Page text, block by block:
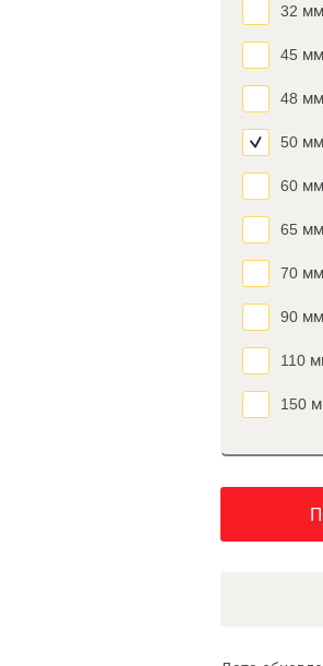
32 мм
45 мм
48 мм
50 мм
60 мм
65 мм
70 мм
90 мм
110
150